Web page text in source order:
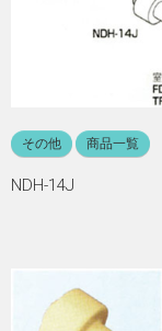
その他 商品一覧
NDH-14J